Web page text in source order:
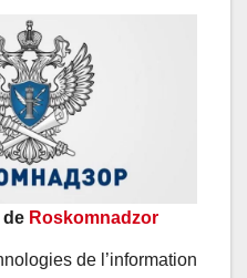
de Roskomnadzor
de l’information